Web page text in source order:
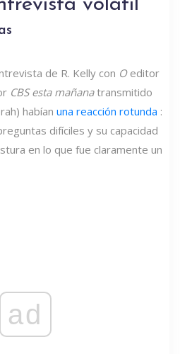
de R. Kelly con Oeditor
CBS esta mañana transmitido
habían una reacción rotunda :
difíciles y su capacidad
en lo que fue claramente un
ad